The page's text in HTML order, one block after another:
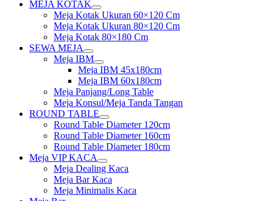
MEJA KOTAK
Show
sub
menu
Meja Kotak Ukuran 60×120 Cm
Meja Kotak Ukuran 80×120 Cm
Meja Kotak 80×180 Cm
SEWA MEJA
Show
sub
menu
Meja IBM
Show
sub
menu
Meja IBM 45x180cm
Meja IBM 60x180cm
Meja Panjang/Long Table
Meja Konsul/Meja Tanda Tangan
ROUND TABLE
Show
sub
menu
Round Table Diameter 120cm
Round Table Diameter 160cm
Round Table Diameter 180cm
Meja VIP KACA
Show
sub
menu
Meja Dealing Kaca
Meja Bar Kaca
Meja Minimalis Kaca